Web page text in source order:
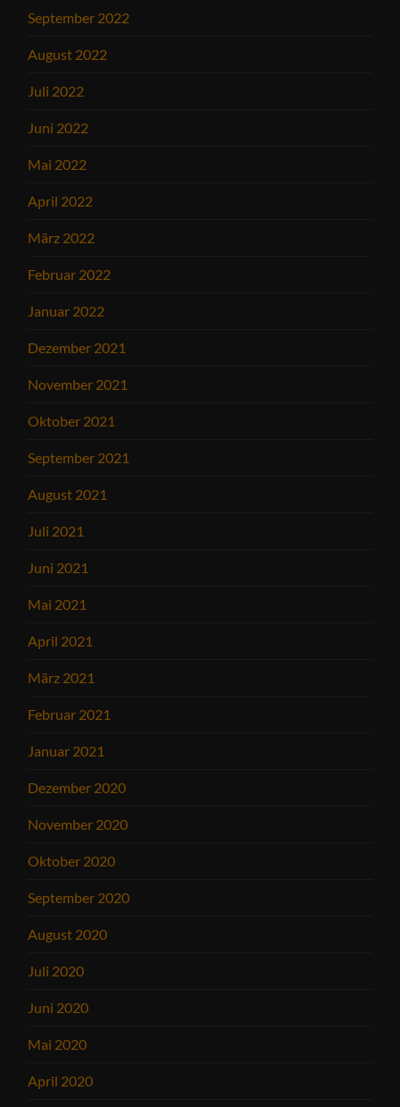
September 2022
August 2022
Juli 2022
Juni 2022
Mai 2022
April 2022
März 2022
Februar 2022
Januar 2022
Dezember 2021
November 2021
Oktober 2021
September 2021
August 2021
Juli 2021
Juni 2021
Mai 2021
April 2021
März 2021
Februar 2021
Januar 2021
Dezember 2020
November 2020
Oktober 2020
September 2020
August 2020
Juli 2020
Juni 2020
Mai 2020
April 2020